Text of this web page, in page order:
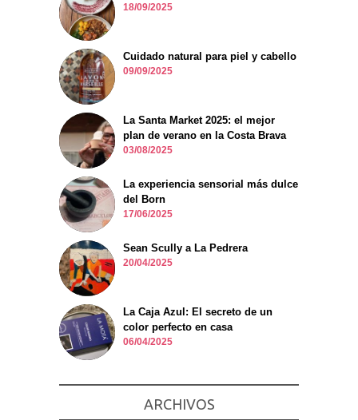
18/09/2025
Cuidado natural para piel y cabello
09/09/2025
La Santa Market 2025: el mejor
plan de verano en la Costa Brava
03/08/2025
La experiencia sensorial más dulce
del Born
17/06/2025
Sean Scully a La Pedrera
20/04/2025
La Caja Azul: El secreto de un
color perfecto en casa
06/04/2025
ARCHIVOS